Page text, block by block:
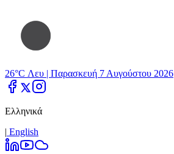
26°C Λευ | Παρασκευή 7 Αυγούστου 2026
Ελληνικά
| Εnglish